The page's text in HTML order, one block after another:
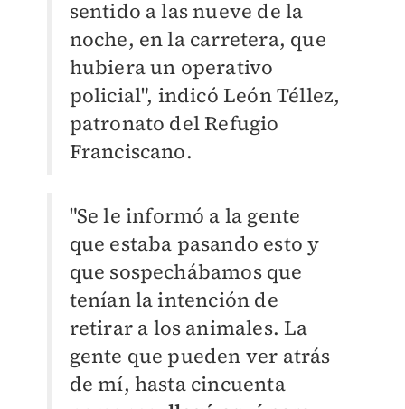
sentido a las nueve de la
noche, en la carretera, que
hubiera un operativo
policial", indicó León Téllez,
patronato del Refugio
Franciscano.
"Se le informó a la gente
que estaba pasando esto y
que sospechábamos que
tenían la intención de
retirar a los animales. La
gente que pueden ver atrás
de mí, hasta cincuenta